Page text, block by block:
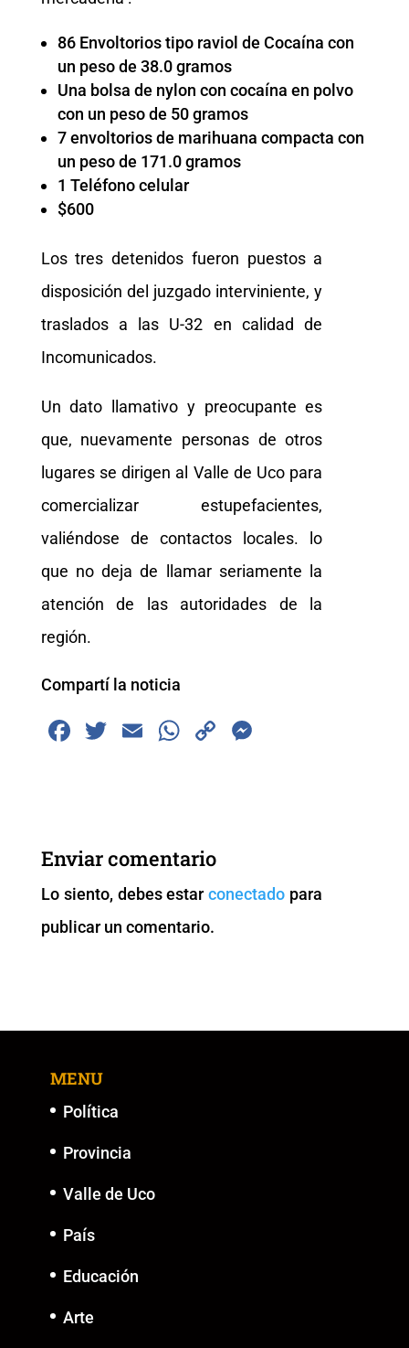
86 Envoltorios tipo raviol de Cocaína con
un peso de 38.0 gramos
Una bolsa de nylon con cocaína en polvo
con un peso de 50 gramos
7 envoltorios de marihuana compacta con
un peso de 171.0 gramos
1 Teléfono celular
$600
Los tres detenidos fueron puestos a
disposición del juzgado interviniente, y
traslados a las U-32 en calidad de
Incomunicados.
Un dato llamativo y preocupante es
que, nuevamente personas de otros
lugares se dirigen al Valle de Uco para
comercializar estupefacientes,
valiéndose de contactos locales. lo
que no deja de llamar seriamente la
atención de las autoridades de la
región.
Compartí la noticia
F
b
o
o
k
T
E
W
A
p
p
C
k
er
Enviar comentario
Lo siento, debes estarconectado para
publicar un comentario.
MENU
Política
Provincia
Valle de Uco
País
Educación
Arte